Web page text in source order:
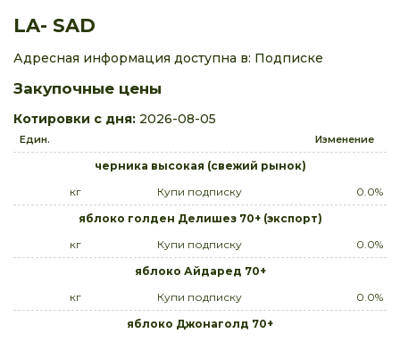
LA- SAD
Адресная информация доступна в: Подписке
Закупочные цены
Котировки с дня: 2026-08-05
Един. Изменение
черника высокая (свежий рынок)
кг
Купи подписку
0.0%
яблоко голден Делишез 70+ (экспорт)
кг
Купи подписку
0.0%
яблоко Айдаред 70+
кг
Купи подписку
0.0%
яблоко Джонаголд 70+